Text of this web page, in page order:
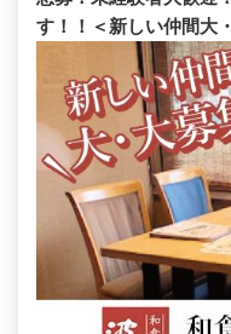
す！！＜新しい仲間大